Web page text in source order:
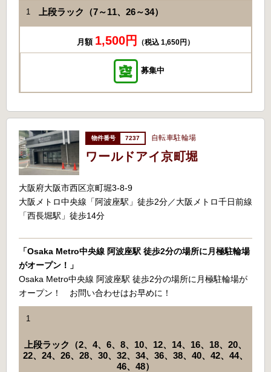
1 上段ラック（7～11、26～34）
月額 1,500円 （税込 1,650円）
募集中
7237 自転車駐輪場
ワールドアイ京町堀
大阪府大阪市西区京町堀3-8-9
大阪メトロ中央線「阿波座駅」徒歩2分／大阪メトロ千日前線
「西長堀駅」徒歩14分
「Osaka Metro中央線 阿波座駅 徒歩2分の場所に月極駐輪場
がオープン！」
Osaka Metro中央線 阿波座駅 徒歩2分の場所に月極駐輪場が
オープン！ お問い合わせはお早めに！
1
上段ラック（2、4、6、8、10、12、14、16、18、20、
22、24、26、28、30、32、34、36、38、40、42、44、
46、48）